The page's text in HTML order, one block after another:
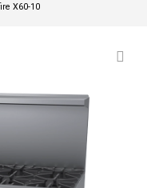
X60-10